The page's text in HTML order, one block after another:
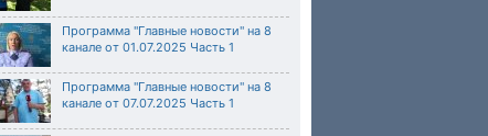
Программа "Главные новости" на 8
канале от 01.07.2025 Часть 1
Программа "Главные новости" на 8
канале от 07.07.2025 Часть 1